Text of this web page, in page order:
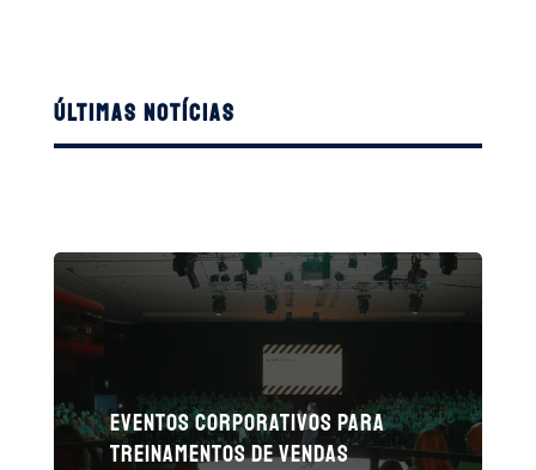
Últimas Notícias
EVENTOS CORPORATIVOS PARA
TREINAMENTOS DE VENDAS